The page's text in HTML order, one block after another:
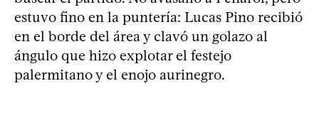
estuvo fino en la puntería: Lucas Pino recibió
en el borde del área y clavó un golazo al
ángulo que hizo explotar el festejo
palermitano y el enojo aurinegro.